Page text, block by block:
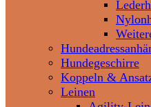
Hundegeschirre
Koppeln &
Leinen